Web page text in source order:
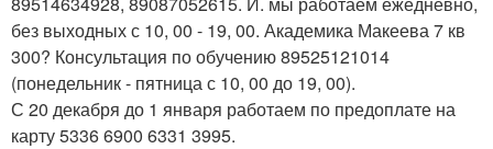
без выходных с 10, 00 - 19, 00. Академика Макеева 7 кв
300? Консультация по обучению 89525121014
(понедельник - пятница с 10, 00 до 19, 00).
С 20 декабря до 1 января работаем по предоплате на
карту 5336 6900 6331 3995.